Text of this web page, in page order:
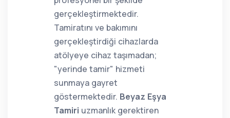
gerçekleştirmektedir.
Tamiratını ve bakımını
gerçekleştirdiği cihazlarda
atölyeye cihaz taşımadan;
"yerinde tamir" hizmeti
sunmaya gayret
göstermektedir. Beyaz Eşya
Tamiri uzmanlık gerektiren